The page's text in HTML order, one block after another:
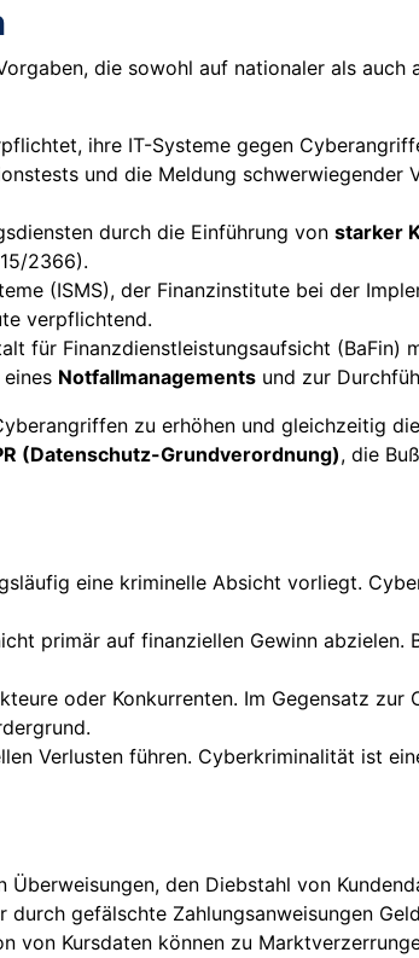
die sowohl auf nationaler als auch
ihre IT-Systeme gegen
und die Meldung schwerwiegender
durch die Einführung von starker
2366).
(ISMS), der Finanzinstitute bei der
verpflichtend.
für Finanzdienstleistungsaufsicht (BaFin)
Notfallmanagements und zur
zu erhöhen und gleichzeitig
(Datenschutz-Grundverordnung), die
eine kriminelle Absicht vorliegt.
primär auf finanziellen Gewinn abzielen.
oder Konkurrenten. Im Gegensatz
Verlusten führen. Cyberkriminalität ist
den Diebstahl von
durch gefälschte Zahlungsanweisungen
Kursdaten können zu